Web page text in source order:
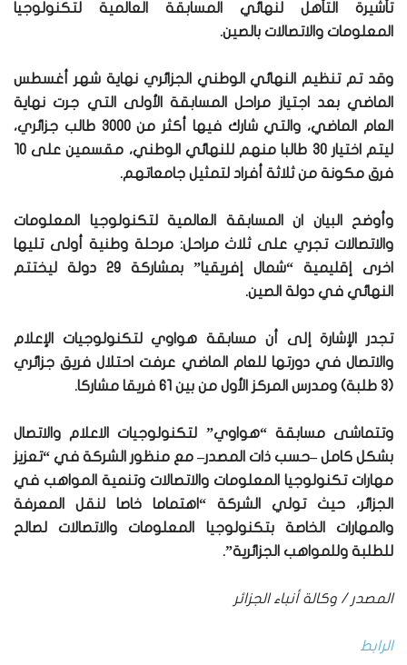
تأشيرة التأهل لنهائي المسابقة العالمية لتكنولوجيا
المعلومات والاتصالات بالصين.
وقد تم تنظيم النهائي الوطني الجزائري نهاية شهر أغسطس
الماضي بعد اجتياز مراحل المسابقة الأولى التي جرت نهاية
العام الماضي، والتي شارك فيها أكثر من 3000 طالب جزائري،
ليتم اختيار 30 طالبا منهم للنهائي الوطني، مقسمين على 10
فرق مكونة من ثلاثة أفراد لتمثيل جامعاتهم.
وأوضح البيان ان المسابقة العالمية لتكنولوجيا المعلومات
والاتصالات تجري على ثلاث مراحل: مرحلة وطنية أولى تليها
اخرى إقليمية “شمال إفريقيا” بمشاركة 29 دولة ليختتم
النهائي في دولة الصين.
تجدر الإشارة إلى أن مسابقة هواوي لتكنولوجيات الإعلام
والاتصال في دورتها للعام الماضي عرفت احتلال فريق جزائري
(3 طلبة) ومدرس المركز الأول من بين 61 فريقا مشاركا.
وتتماشى مسابقة “هواوي” لتكنولوجيات الاعلام والاتصال
بشكل كامل –حسب ذات المصدر– مع منظور الشركة في “تعزيز
مهارات تكنولوجيا المعلومات والاتصالات وتنمية المواهب في
الجزائر، حيث تولي الشركة “اهتماما خاصا لنقل المعرفة
والمهارات الخاصة بتكنولوجيا المعلومات والاتصالات لصالح
للطلبة وللمواهب الجزائرية”.
المصدر / وكالة أنباء الجزائر
الرابط